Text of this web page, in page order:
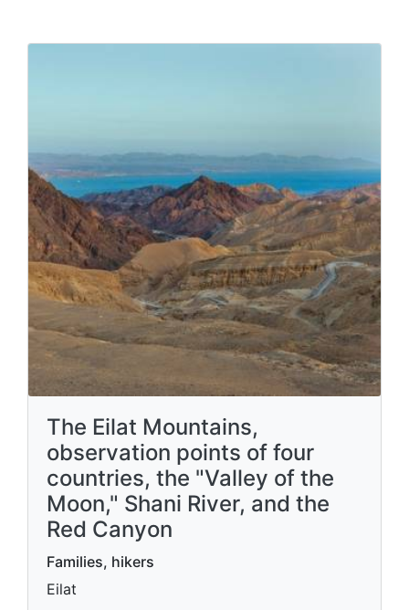
The Eilat Mountains,
observation points of four
countries, the "Valley of the
Moon," Shani River, and the
Red Canyon
Families, hikers
Eilat